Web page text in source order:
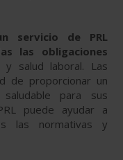
servicio de PRL
las obligaciones
salud laboral. Las
de proporcionar un
para sus
puede ayudar a
las normativas y